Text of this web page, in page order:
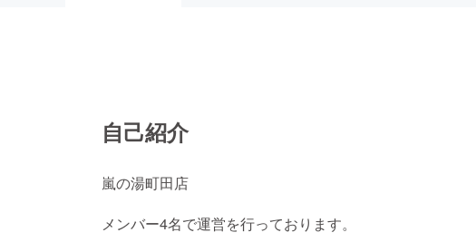
自己紹介
嵐の湯町田店
メンバー4名で運営を行っております。